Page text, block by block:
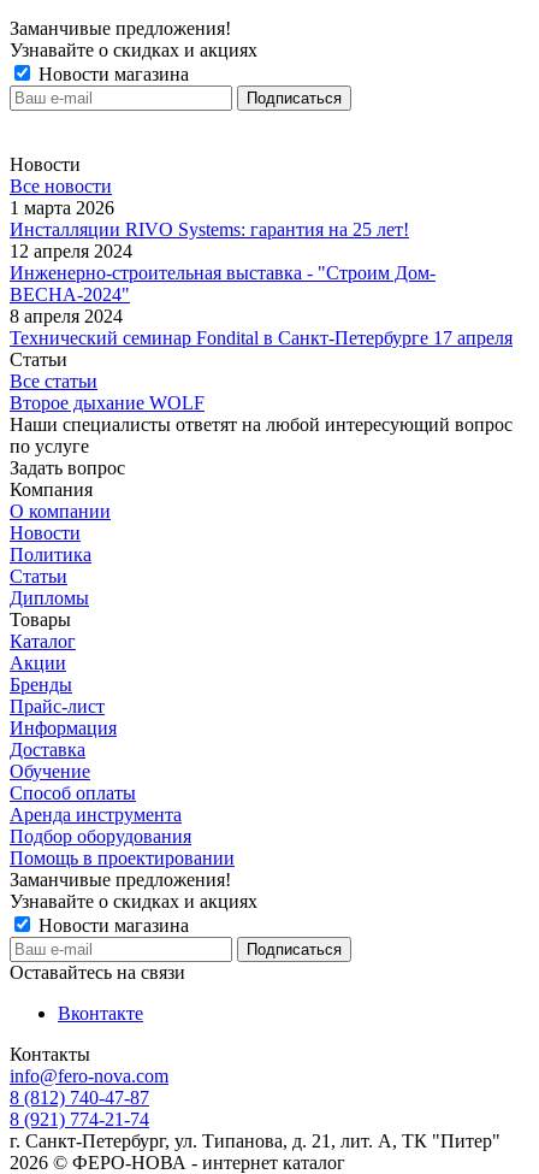
Заманчивые предложения!
Узнавайте о скидках и акциях
Новости магазина
Новости
Все новости
1 марта 2026
Инсталляции RIVO Systems: гарантия на 25 лет!
12 апреля 2024
Инженерно-строительная выставка - "Строим Дом-
ВЕСНА-2024"
8 апреля 2024
Технический семинар Fondital в Санкт-Петербурге 17 апреля
Статьи
Все статьи
Второе дыхание WOLF
Наши специалисты ответят на любой интересующий вопрос
по услуге
Задать вопрос
Компания
О компании
Новости
Политика
Статьи
Дипломы
Товары
Каталог
Акции
Бренды
Прайс-лист
Информация
Доставка
Обучение
Способ оплаты
Аренда инструмента
Подбор оборудования
Помощь в проектировании
Заманчивые предложения!
Узнавайте о скидках и акциях
Новости магазина
Оставайтесь на связи
Вконтакте
Контакты
info@fero-nova.com
8 (812) 740-47-87
8 (921) 774-21-74
г. Санкт-Петербург, ул. Типанова, д. 21, лит. А, ТК "Питер"
2026 © ФЕРО-НОВА - интернет каталог